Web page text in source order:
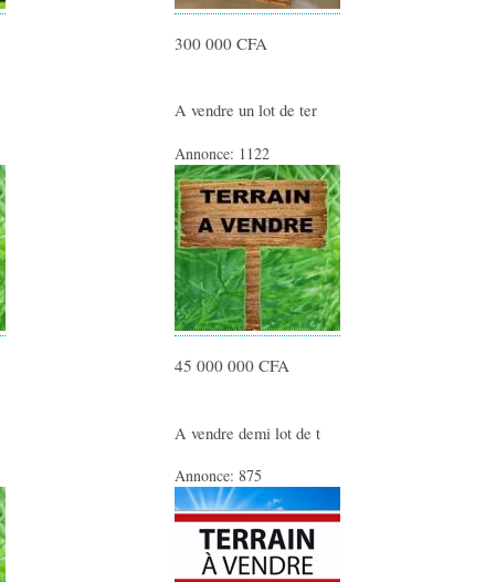
300 000 CFA
A vendre un lot de ter
Annonce: 1122
45 000 000 CFA
A vendre demi lot de t
Annonce:875